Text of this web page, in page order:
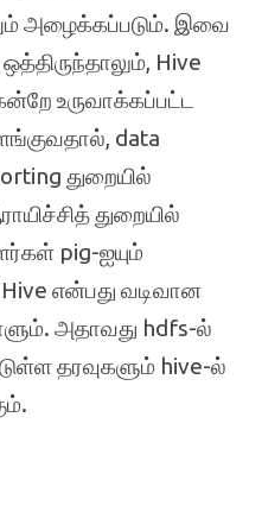
அழைக்கப்படும். இவை
Hive
உருவாக்கப்பட்ட
data
துறையில்
துறையில்
pig-ஐயும்
என்பது வடிவான
அதாவது hdfs-ல்
தரவுகளும் hive-ல்